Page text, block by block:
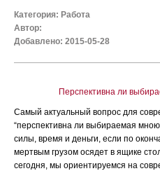
Категория: Работа
Автор:
Добавлено: 2015-05-28
Перспективна ли
Самый актуальный вопрос для
“перспективна ли выбираемая
силы, время и деньги, если по
мертвым грузом осядет в ящике
сегодня, мы ориентируемся на